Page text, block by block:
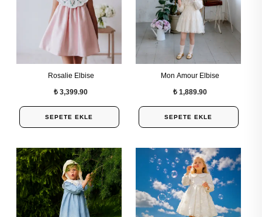
Rosalie Elbise
₺ 3,399.90
SEPETE EKLE
Mon Amour Elbise
₺ 1,889.90
SEPETE EKLE